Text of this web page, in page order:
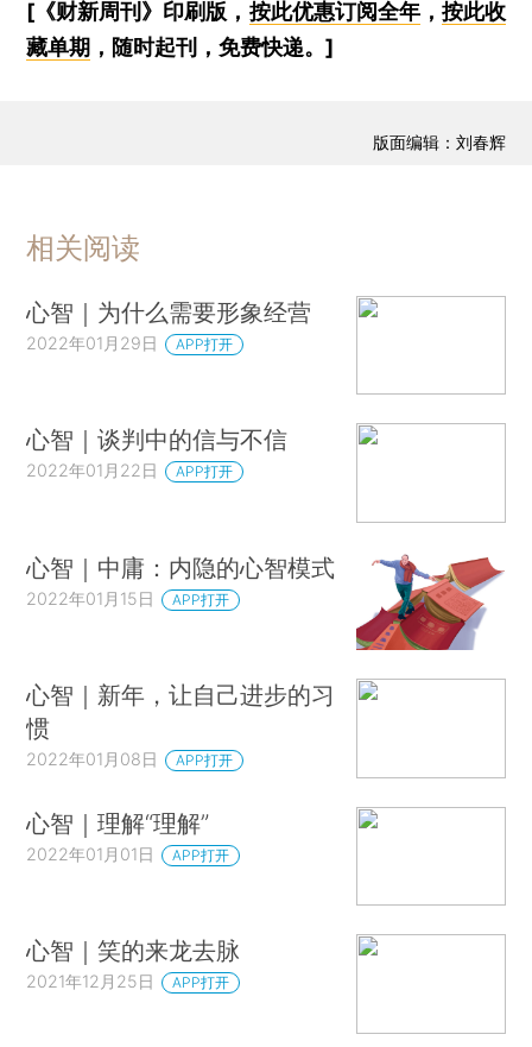
[《财新周刊》印刷版， 按此优惠订阅全年， 按此收
藏单期 ，随时起刊，免费快递。]
版面编辑：刘春辉
相关阅读
心智｜为什么需要形象经营
2022年01月29日 APP打开
心智｜谈判中的信与不信
2022年01月22日 APP打开
心智｜中庸：内隐的心智模式
2022年01月15日 APP打开
心智｜新年，让自己进步的习
惯
2022年01月08日 APP打开
心智｜理解“理解”
2022年01月01日 APP打开
心智｜笑的来龙去脉
2021年12月25日 APP打开